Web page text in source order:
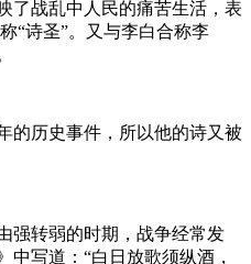
了战乱中人民的痛苦生活，表
“诗圣”。又与李白合称李
的历史事件，所以他的诗又被
强转弱的时期，战争经常发
写道：“白日放歌须纵酒，